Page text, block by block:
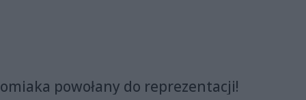
powołany do reprezentacji!